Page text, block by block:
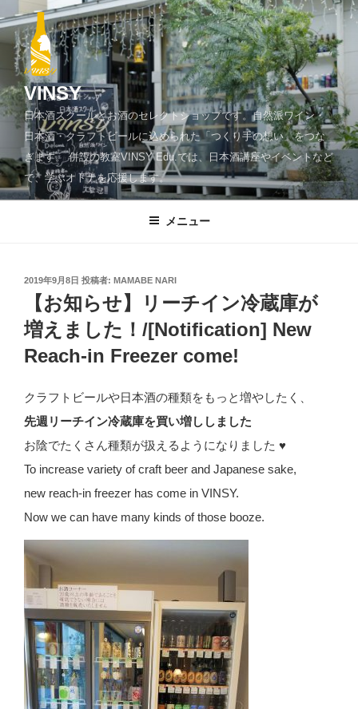
ン
ツ
へ
ッ
プ
VINSY
日本酒スクールとお酒のセレクトショップです。自然派ワイン・
日本酒・クラフトビールに込められた「つくり手の想い」をつな
ぎます。 併設の教室VINSY Edu.では、日本酒講座やイベントなど
で、学ぶオトナを応援します。
メニュー
投
2019年9月8日 投稿者: MAMABE NARI
【お知らせ】リーチイン冷蔵庫が
増えました！/[Notification] New
Reach-in Freezer come!
クラフトビールや日本酒の種類をもっと増やしたく、
先週リーチイン冷蔵庫を買い増ししました
お陰でたくさん種類が扱えるようになりました ♥
To increase variety of craft beer and Japanese sake,
new reach-in freezer has come in VINSY.
Now we can have many kinds of those booze.